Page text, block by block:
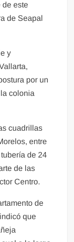
de este
de Seapal
y
por un
colonia
cuadrillas
entre
de 24
de las
Centro.
de
que